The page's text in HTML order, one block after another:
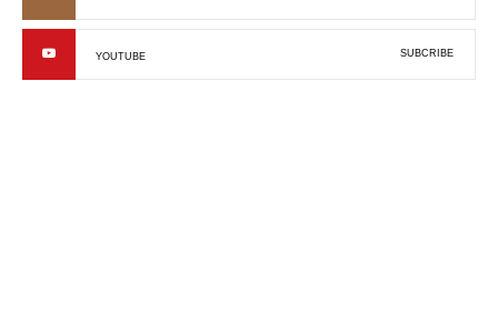
YOUTUBE SUBCRIBE